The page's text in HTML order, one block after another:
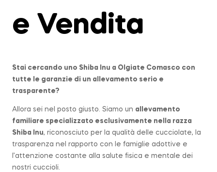
e Vendita
Stai cercando uno Shiba Inu a Olgiate Comasco con
tutte le garanzie di un allevamento serio e
trasparente?
Allora sei nel posto giusto. Siamo un allevamento
familiare specializzato esclusivamente nella razza
Shiba Inu, riconosciuto per la qualità delle cucciolate, la
trasparenza nel rapporto con le famiglie adottive e
l’attenzione costante alla salute fisica e mentale dei
nostri cuccioli.